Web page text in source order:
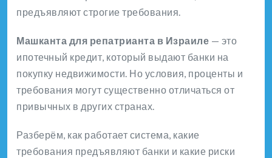
предъявляют строгие требования.
Машканта для репатрианта в Израиле — это
ипотечный кредит, который выдают банки на
покупку недвижимости. Но условия, проценты и
требования могут существенно отличаться от
привычных в других странах.
Разберём, как работает система, какие
требования предъявляют банки и какие риски